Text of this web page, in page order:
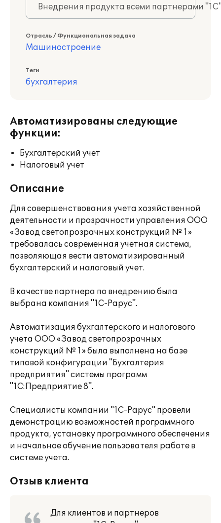
Внедрения продукта всеми партнерами
Отрасль / Функциональная задача
Машиностроение
Теги
бухгалтерия
Автоматизированы следующие
функции:
Бухгалтерский учет
Налоговый учет
Описание
Для совершенствования учета хозяйственной
деятельности и прозрачности управления ООО
«Завод светопрозрачных конструкций № 1»
требовалась современная учетная система,
позволяющая вести автоматизированный
бухгалтерский и налоговый учет.
В качестве партнера по внедрению была
выбрана компания "1С-Рарус".
Автоматизация бухгалтерского и налогового
учета ООО «Завод светопрозрачных
конструкций № 1» была выполнена на базе
типовой конфигурации "Бухгалтерия
предприятия" системы программ
"1С:Предприятие 8".
Специалисты компании "1С-Рарус" провели
демонстрацию возможностей программного
продукта, установку программного обеспечения
и начальное обучение пользователя работе в
системе учета.
Отзыв клиента
Для клиентов и партнеров